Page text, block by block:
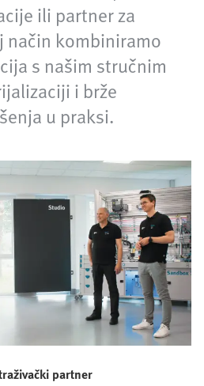
ili partner za
način kombiniramo
s našim stručnim
i brže
u praksi.
partner